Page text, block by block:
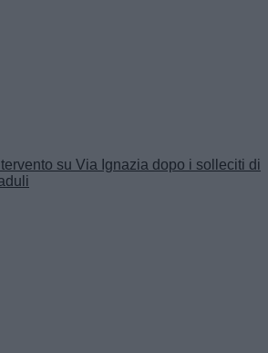
su Via Ignazia dopo i solleciti di